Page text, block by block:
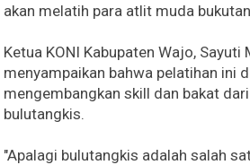
akan melatih para atlit muda
Ketua KONI Kabupaten Wajo, Sayuti
menyampaikan bahwa pelatihan ini
mengembangkan skill dan bakat
bulutangkis.
"Apalagi bulutangkis adalah salah